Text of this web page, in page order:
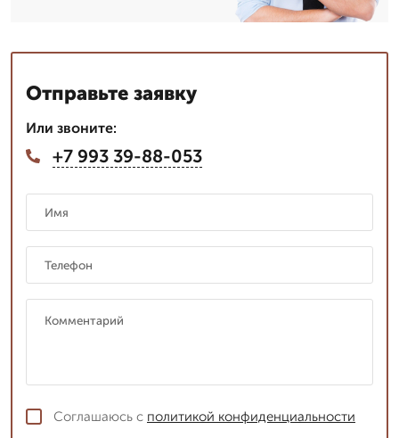
Отправьте заявку
Или звоните:
+7 993 39-88-053
Соглашаюсь с политикой конфиденциальности